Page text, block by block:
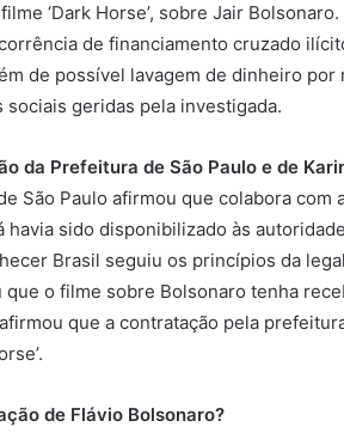
‘Dark Horse’, sobre Jair
de financiamento cruzado
de possível lavagem de dinheiro
sociais geridas pela investigada.
da Prefeitura de São Paulo e de
São Paulo afirmou que colabora com
havia sido disponibilizado às
Brasil seguiu os princípios da
que o filme sobre Bolsonaro tenha
que a contratação pela
de Flávio Bolsonaro?